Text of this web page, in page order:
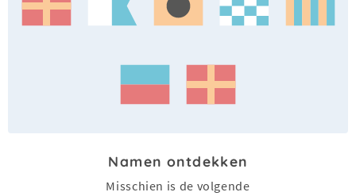
Namen ontdekken
Misschien is de volgende